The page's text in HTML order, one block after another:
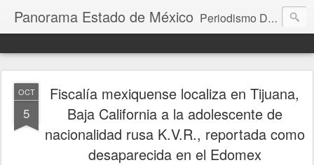
Panorama Estado de México Periodismo Digital
OCT
5
Fiscalía mexiquense localiza en Tijuana,
Baja California a la adolescente de
nacionalidad rusa K.V.R., reportada como
desaparecida en el Edomex